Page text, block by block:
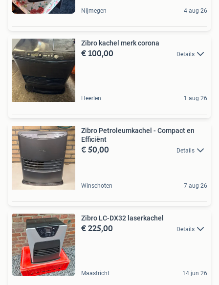
Nijmegen 4 aug 26
Zibro kachel merk corona
€ 100,00 Details
Heerlen 1 aug 26
Zibro Petroleumkachel - Compact en
Efficiënt
€ 50,00 Details
Winschoten 7 aug 26
Zibro LC-DX32 laserkachel
€ 225,00 Details
Maastricht 14 jun 26